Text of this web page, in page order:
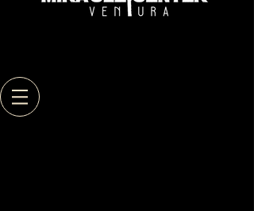
Back to catalog